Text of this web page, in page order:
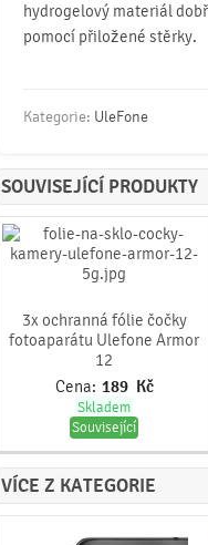
hydrogelový materiál
pomocí přiložené stěrky.
Kategorie: UleFone
SOUVISEJÍCÍ PRODUKTY
3x ochranná fólie čočky
fotoaparátu Ulefone Armor
12
Cena: 189 Kč
Skladem
Související
VÍCE Z KATEGORIE